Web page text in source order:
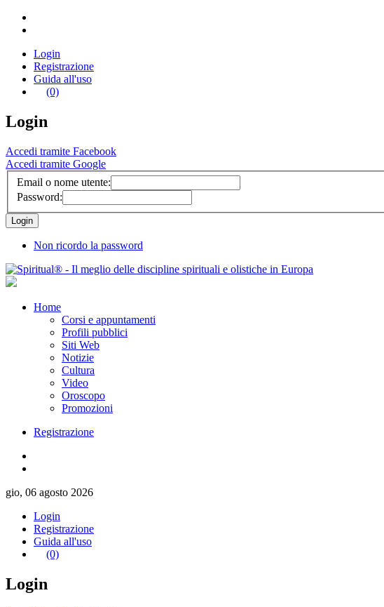
Login
Registrazione
Guida all'uso
(0)
Login
Accedi tramite Facebook
Accedi tramite Google
Email o nome utente:
Password:
Non ricordo la password
Home
Corsi e appuntamenti
Profili pubblici
Siti Web
Notizie
Cultura
Video
Oroscopo
Promozioni
Registrazione
gio, 06 agosto 2026
Login
Registrazione
Guida all'uso
(0)
Login